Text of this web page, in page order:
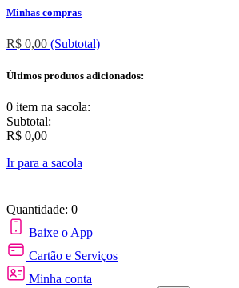
Minhas compras
R$ 0,00 (Subtotal)
Últimos produtos adicionados:
0 item na sacola:
Subtotal:
R$ 0,00
Ir para a sacola
Quantidade: 0
Baixe o App
Cartão e Serviços
Minha conta